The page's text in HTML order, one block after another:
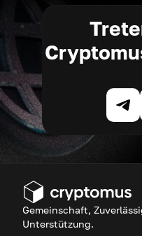
Gemeinschaft,
Unterstützung.